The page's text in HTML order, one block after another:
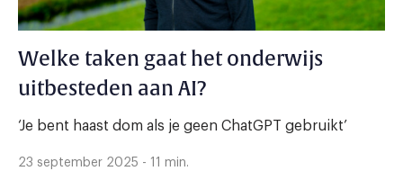
Welke taken gaat het onderwijs
uitbesteden aan AI?
‘Je bent haast dom als je geen ChatGPT gebruikt’
23 september 2025 - 11 min.